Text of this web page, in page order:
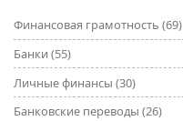
Финансовая грамотность (69)
Банки (55)
Личные финансы (30)
Банковские переводы (26)